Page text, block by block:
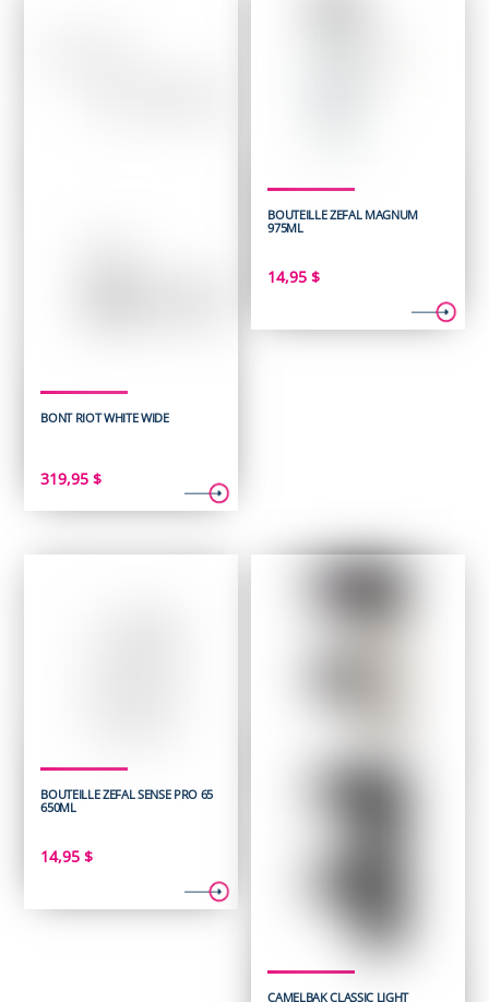
BONT RIOT WHITE WIDE
319,95$
BOUTEILLE ZEFAL MAGNUM
975ML
14,95$
BOUTEILLE ZEFAL SENSE PRO 65
650ML
14,95$
CAMELBAK CLASSIC LIGHT